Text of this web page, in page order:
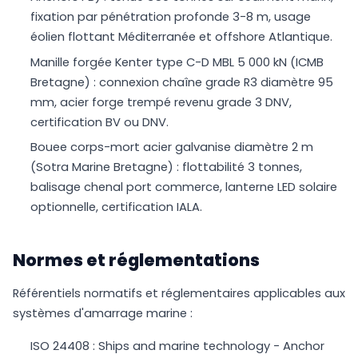
fixation par pénétration profonde 3-8 m, usage
éolien flottant Méditerranée et offshore Atlantique.
Manille forgée Kenter type C-D MBL 5 000 kN (ICMB
Bretagne) : connexion chaîne grade R3 diamètre 95
mm, acier forge trempé revenu grade 3 DNV,
certification BV ou DNV.
Bouee corps-mort acier galvanise diamètre 2 m
(Sotra Marine Bretagne) : flottabilité 3 tonnes,
balisage chenal port commerce, lanterne LED solaire
optionnelle, certification IALA.
Normes et réglementations
Référentiels normatifs et réglementaires applicables aux
systèmes d'amarrage marine :
ISO 24408 : Ships and marine technology - Anchor